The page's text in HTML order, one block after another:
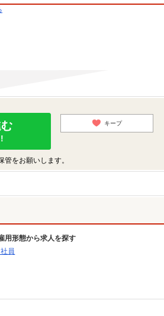
キープ
をお願いします。
用形態から求人を探す
員